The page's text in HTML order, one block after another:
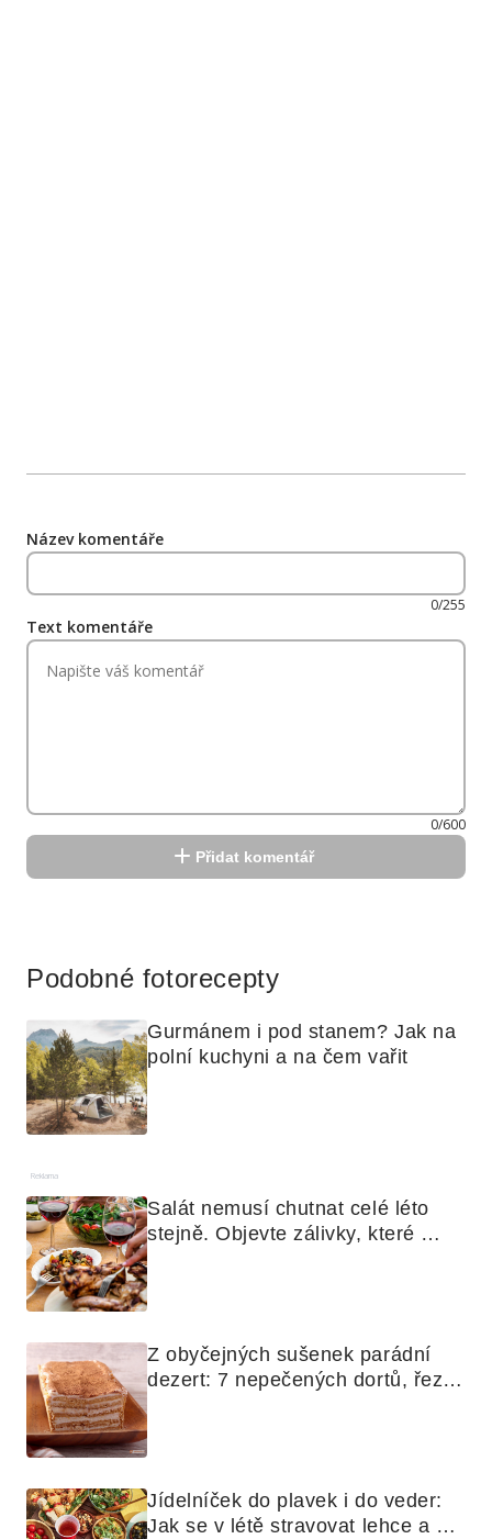
Název komentáře
0/255
Text komentáře
0/600
Přidat komentář
Podobné fotorecepty
Gurmánem i pod stanem? Jak na
polní kuchyni a na čem vařit
Reklama
Salát nemusí chutnat celé léto
stejně. Objevte zálivky, které
Z obyčejných sušenek parádní
dezert: 7 nepečených dortů, řezů
Jídelníček do plavek i do veder:
Jak se v létě stravovat lehce a